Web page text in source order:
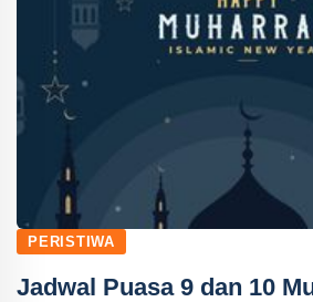
PERISTIWA
Jadwal Puasa 9 dan 10